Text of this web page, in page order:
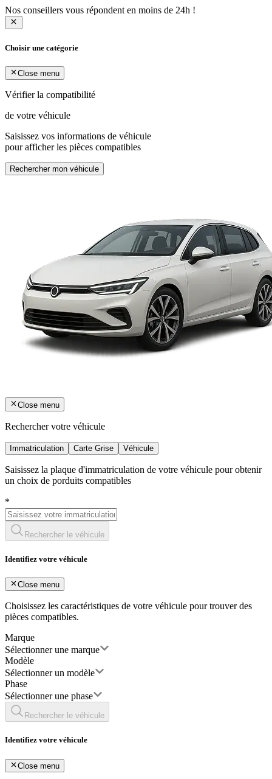
Nos conseillers vous répondent en moins de 24h !
Choisir une catégorie
Close menu
Vérifier la compatibilité
de votre véhicule
Saisissez vos informations de véhicule
pour afficher les pièces compatibles
Rechercher mon véhicule
Close menu
Rechercher votre véhicule
Immatriculation Carte Grise Véhicule
Saisissez la plaque d'immatriculation de votre véhicule pour obtenir
un choix de porduits compatibles
*
Rechercher le véhicule
Identifiez votre véhicule
Close menu
Choisissez les caractéristiques de votre véhicule pour trouver des
pièces compatibles.
Marque
Sélectionner une marque
Modèle
Sélectionner un modèle
Phase
Sélectionner une phase
Rechercher le véhicule
Identifiez votre véhicule
Close menu